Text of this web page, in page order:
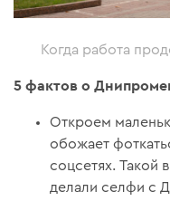
Когда работа
5 фактов о
Откроем
обожает
соцсетях. Такой
делали селфи с